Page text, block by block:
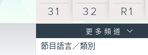
31 32 R1
R3
更多頻道
節目語言／類別